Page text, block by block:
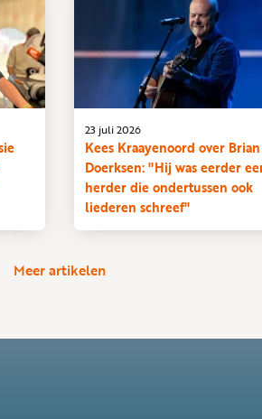
Kees Kraayenoord over Brian
Doerksen: "Hij was eerder
herder die ondertussen ook
liederen schreef"
23 juli 2026
Meer artikelen